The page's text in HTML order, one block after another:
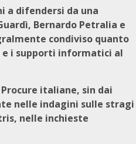
a difendersi da una
Bernardo Petralia e
condiviso quanto
i supporti informatici al
italiane, sin dai
nelle indagini sulle stragi
nelle inchieste